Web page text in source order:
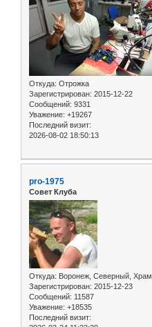
Откуда: Отрожка
Зарегистрирован: 2015-12-22
Сообщений: 9331
Уважение: +19267
Последний визит:
2026-08-02 18:50:13
pro-1975
Совет Клуба
Откуда: Воронеж, Северный, Храм
Зарегистрирован: 2015-12-23
Сообщений: 11587
Уважение: +18535
Последний визит: